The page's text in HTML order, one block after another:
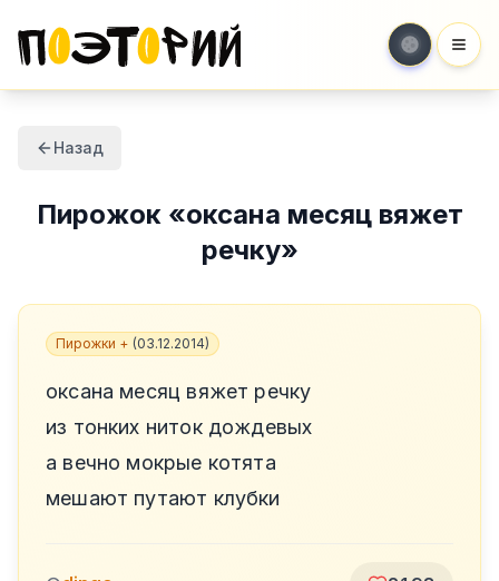
Назад
Пирожок«оксана месяц вяжет
речку»
Пирожки + (03.12.2014)
оксана месяц вяжет речку
из тонких ниток дождевых
а вечно мокрые котята
мешают путают клубки